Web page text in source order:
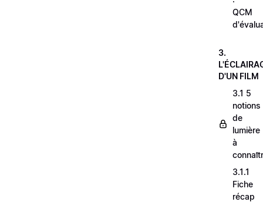
QCM
3.
D'UN FILM
3.1 5
notions
de
lumière
à
3.1.1
Fiche
récap